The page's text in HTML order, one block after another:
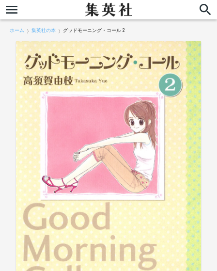
ホーム 集英社の本 グッドモーニング・コール 2